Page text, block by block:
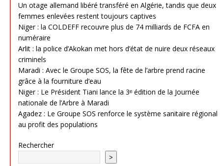
Un otage allemand libéré transféré en Algérie, tandis que deux
femmes enlevées restent toujours captives
Niger : la COLDEFF recouvre plus de 74 milliards de FCFA en
numéraire
Arlit : la police d’Akokan met hors d’état de nuire deux réseaux
criminels
Maradi : Avec le Groupe SOS, la fête de l’arbre prend racine
grâce à la fourniture d’eau
Niger : Le Président Tiani lance la 3ᵉ édition de la Journée
nationale de l’Arbre à Maradi
Agadez : Le Groupe SOS renforce le système sanitaire régional
au profit des populations
Rechercher
>